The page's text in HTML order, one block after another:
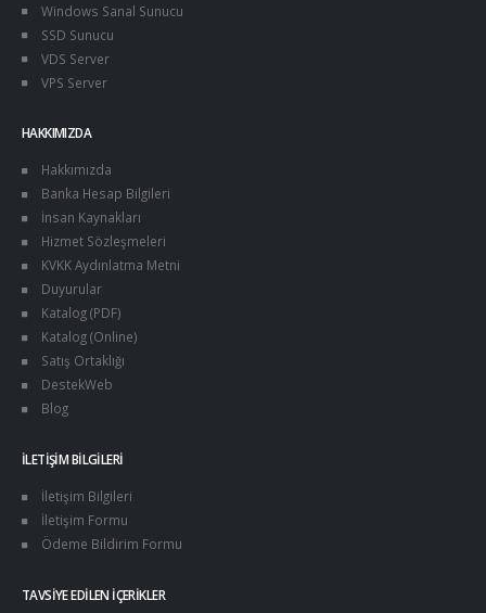
Windows Sanal Sunucu
SSD Sunucu
VDS Server
VPS Server
HAKKIMIZDA
Hakkımızda
Banka Hesap Bilgileri
İnsan Kaynakları
Hizmet Sözleşmeleri
KVKK Aydınlatma Metni
Duyurular
Katalog (PDF)
Katalog (Online)
Satış Ortaklığı
DestekWeb
Blog
İLETIŞIM BILGILERI
İletişim Bilgileri
İletişim Formu
Ödeme Bildirim Formu
TAVSIYE EDILEN İÇERIKLER